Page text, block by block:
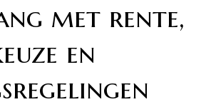
met rente,
en